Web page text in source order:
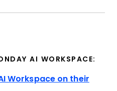
AI WORKSPACE:
Workspace on their